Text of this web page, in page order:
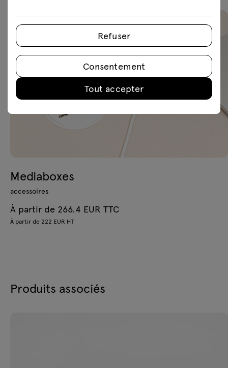
Mediaboxes
accessoires
À partir de 266.4 EUR TTC
À partir de 222 EUR HT
Produits associés
Refuser
Consentement
Tout accepter